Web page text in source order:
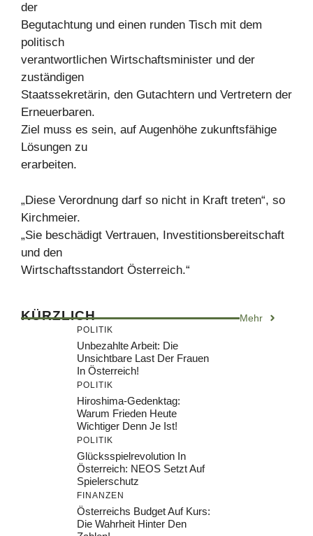
der
Begutachtung und einen runden Tisch mit dem
politisch
verantwortlichen Wirtschaftsminister und der
zuständigen
Staatssekretärin, den Gutachtern und Vertretern der
Erneuerbaren.
Ziel muss es sein, auf Augenhöhe zukunftsfähige
Lösungen zu
erarbeiten.
„Diese Verordnung darf so nicht in Kraft treten“, so
Kirchmeier.
„Sie beschädigt Vertrauen, Investitionsbereitschaft
und den
Wirtschaftsstandort Österreich.“
KÜRZLICH Mehr
POLITIK
Unbezahlte Arbeit: Die
Unsichtbare Last Der Frauen
In Österreich!
POLITIK
Hiroshima-Gedenktag:
Warum Frieden Heute
Wichtiger Denn Je Ist!
POLITIK
Glücksspielrevolution In
Österreich: NEOS Setzt Auf
Spielerschutz
FINANZEN
Österreichs Budget Auf Kurs:
Die Wahrheit Hinter Den